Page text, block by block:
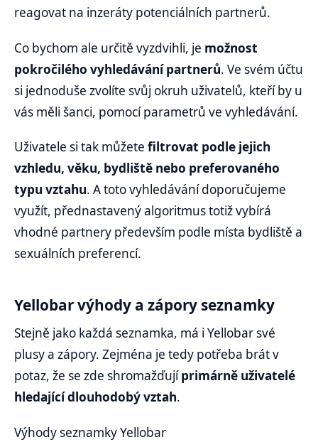
reagovat na inzeráty potenciálních partnerů.
Co bychom ale určitě vyzdvihli, je možnost
pokročilého vyhledávání partnerů. Ve svém účtu
si jednoduše zvolíte svůj okruh uživatelů, kteří by u
vás měli šanci, pomocí parametrů ve vyhledávání.
Uživatele si tak můžete filtrovat podle jejich
vzhledu, věku, bydliště nebo preferovaného
typu vztahu. A toto vyhledávání doporučujeme
využít, přednastavený algoritmus totiž vybírá
vhodné partnery především podle místa bydliště a
sexuálních preferencí.
Yellobar výhody a zápory seznamky
Stejně jako každá seznamka, má i Yellobar své
plusy a zápory. Zejména je tedy potřeba brát v
potaz, že se zde shromažďujíprimárně uživatelé
hledající dlouhodobý vztah.
Výhody seznamky Yellobar